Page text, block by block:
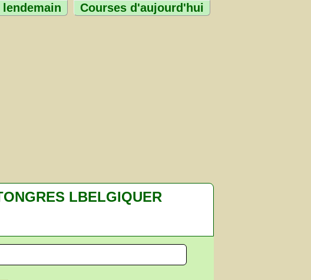
Courses d'aujourd'hui
LBELGIQUER